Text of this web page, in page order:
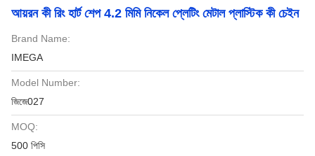
আয়রন কী রিং হার্ট শেপ 4.2 মিমি নিকেল প্লেটিং মেটাল প্লাস্টিক কী চেইন
Brand Name:
IMEGA
Model Number:
জিজে027
MOQ:
500 পিসি